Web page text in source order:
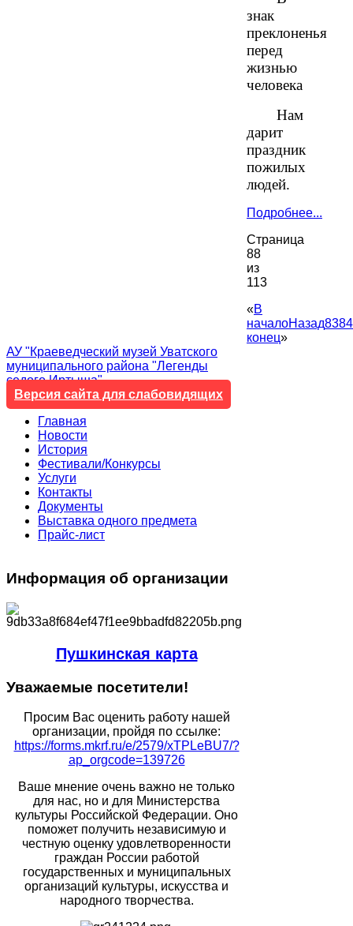
знак
преклоненья
перед
жизнью
человека
Нам
дарит
праздник
пожилых
людей.
Подробнее...
Страница
88
из
113
«В
началоНазад8384
конец»
АУ "Краеведческий музей Уватского
муниципального района "Легенды
седого Иртыша"
Версия сайта для слабовидящих
Главная
Новости
История
Фестивали/Конкурсы
Услуги
Контакты
Документы
Выставка одного предмета
Прайс-лист
Информация об организации
Пушкинская карта
Уважаемые посетители!
Просим Вас оценить работу нашей
организации, пройдя по ссылке:
https://forms.mkrf.ru/e/2579/xTPLeBU7/?
ap_orgcode=139726
Ваше мнение очень важно не только
для нас, но и для Министерства
культуры Российской Федерации. Оно
поможет получить независимую и
честную оценку удовлетворенности
граждан России работой
государственных и муниципальных
организаций культуры, искусства и
народного творчества.